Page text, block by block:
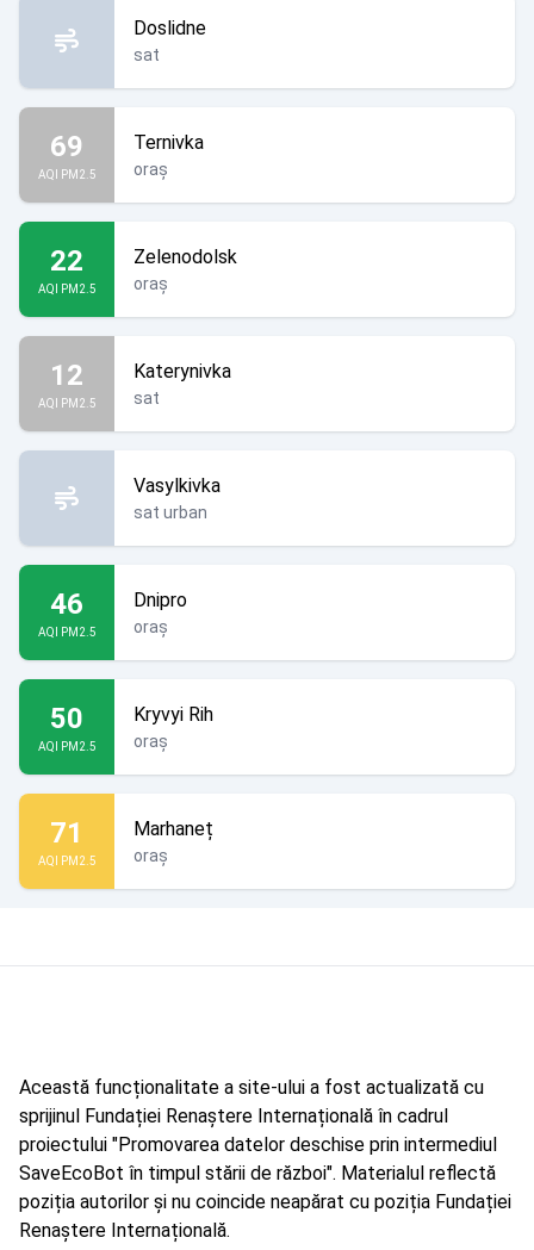
este Ucraina!
Doslidne
sat
69
AQI PM2.5
Ternivka
oraș
22
AQI PM2.5
Zelenodolsk
oraș
12
AQI PM2.5
Katerynivka
sat
Vasylkivka
sat urban
46
AQI PM2.5
Dnipro
oraș
50
AQI PM2.5
Kryvyi Rih
oraș
71
AQI PM2.5
Marhaneț
oraș
Această funcționalitate a site-ului a fost actualizată cu
sprijinul Fundației Renaștere Internațională în cadrul
proiectului "Promovarea datelor deschise prin intermediul
SaveEcoBot în timpul stării de război". Materialul reflectă
poziția autorilor și nu coincide neapărat cu poziția Fundației
Renaștere Internațională.